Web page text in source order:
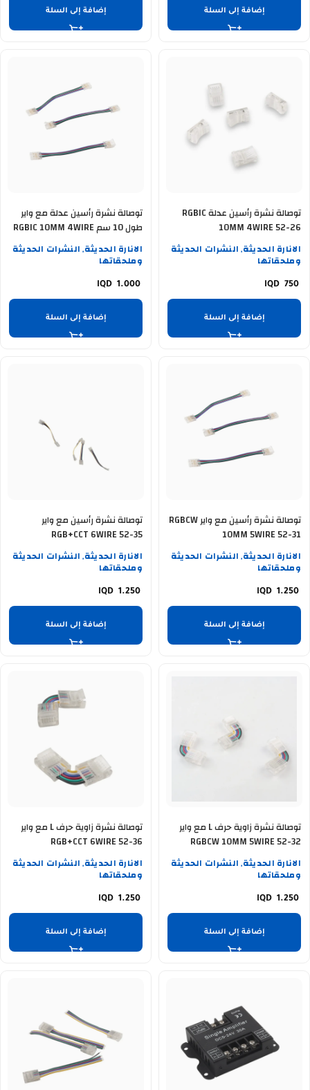
إضافة إلى السلة إضافة إلى السلة
توصالة نشرة رأسين عدلة RGBIC
10MM 4WIRE 52-26
الانارة الحديثة, النشرات الحديثة
وملحقاتها
750
إضافة إلى السلة
توصالة نشرة رأسين عدلة مع واير
طول 10 سم RGBIC 10MM 4WIRE
52-28
الانارة الحديثة, النشرات الحديثة
وملحقاتها
1.000
إضافة إلى السلة
توصالة نشرة رأسين مع واير RGBCW
10MM 5WIRE 52-31
الانارة الحديثة, النشرات الحديثة
وملحقاتها
1.250
إضافة إلى السلة
توصالة نشرة رأسين مع واير
RGB+CCT 6WIRE 52-35
الانارة الحديثة, النشرات الحديثة
وملحقاتها
1.250
إضافة إلى السلة
توصالة نشرة زاوية حرف L مع واير
RGBCW 10MM 5WIRE 52-32
الانارة الحديثة, النشرات الحديثة
وملحقاتها
1.250
إضافة إلى السلة
توصالة نشرة زاوية حرف L مع واير
RGB+CCT 6WIRE 52-36
الانارة الحديثة, النشرات الحديثة
وملحقاتها
1.250
إضافة إلى السلة